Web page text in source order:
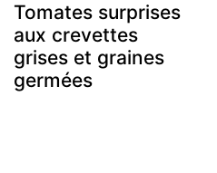
Tomates surprises
aux crevettes
grises et graines
germées